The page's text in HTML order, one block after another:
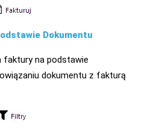
Dokumentu
faktury na podstawie
dokumentu z fakturą